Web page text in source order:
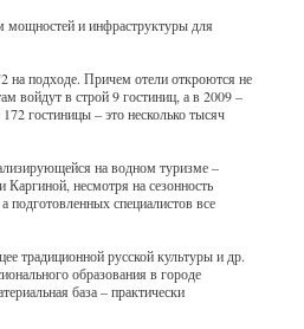
мощностей и инфраструктуры для
на подходе. Причем отели откроются не
войдут в строй 9 гостиниц, а в 2009 –
гостиницы – это несколько тысяч
на водном туризме –
несмотря на сезонность
подготовленных специалистов все
традиционной русской культуры и др.
образования в городе
база – практически